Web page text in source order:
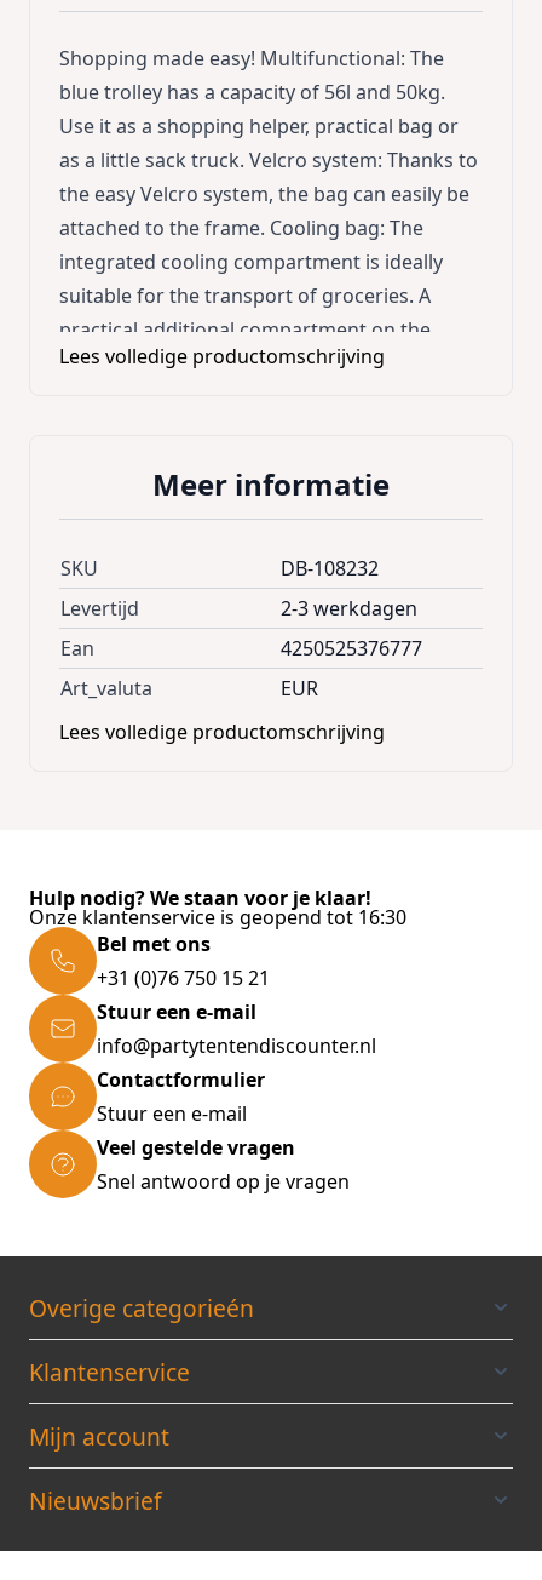
Shopping made easy! Multifunctional: The
blue trolley has a capacity of 56l and 50kg.
Use it as a shopping helper, practical bag or
as a little sack truck. Velcro system: Thanks to
the easy Velcro system, the bag can easily be
attached to the frame. Cooling bag: The
integrated cooling compartment is ideally
suitable for the transport of groceries. A
practical additional compartment on the
outside of the bag allows you to store your
Adjustable handle * Reflective stickers *
Removable bag Technical Specifications: *
Dimensions bag (LxWxH): 35x25x54cm *
Dimensions frame (LxWxH): 44x35x100cm *
Material frame: Aluminum * Material bag:
Polyester 600D Oxford * Weight: 2.9kg *
Storage room: 56l * max. capactiy: 50kg *
Lees volledige productomschrijving
Meer informatie
SKU
DB-108232
Levertijd
2-3 werkdagen
Ean
4250525376777
Art_valuta
EUR
Lees volledige productomschrijving
Hulp nodig? We staan voor je klaar!
Onze klantenservice is geopend tot 16:30
Bel met ons
+31 (0)76 750 15 21
Stuur een e-mail
info@partytentendiscounter.nl
Contactformulier
Stuur een e-mail
Veel gestelde vragen
Snel antwoord op je vragen
Overige categorieén
Klantenservice
Mijn account
Nieuwsbrief